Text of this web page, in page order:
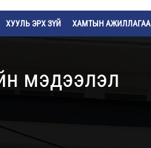
ХУУЛЬ ЭРХ ЗҮЙ ХАМТЫН АЖИЛЛАГАА
мэдээлэл